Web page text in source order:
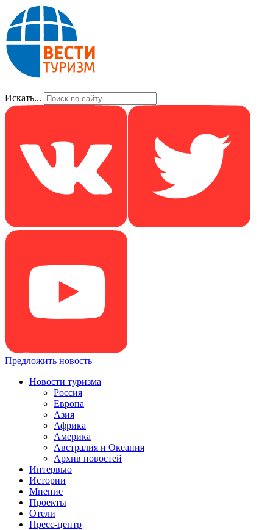
Искать...
Предложить новость
Новости туризма
Россия
Европа
Азия
Африка
Америка
Австралия и Океания
Архив новостей
Интервью
Истории
Мнение
Проекты
Отели
Пресс-центр